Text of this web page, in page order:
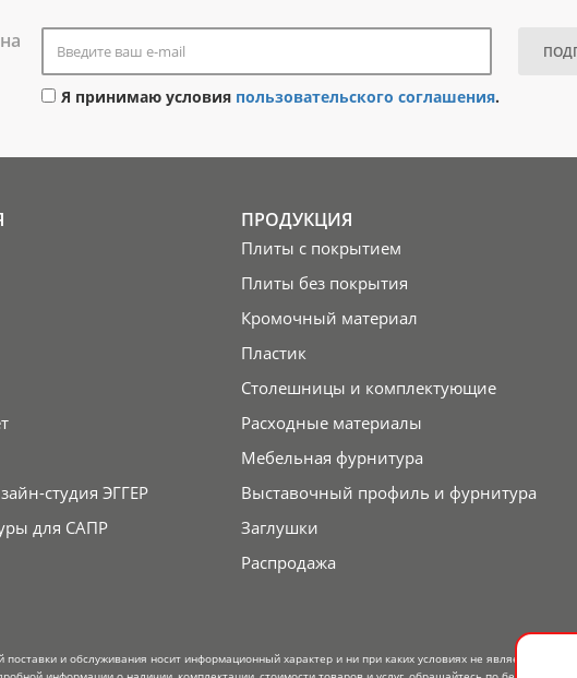
Я принимаю условия пользовательского соглашения.
студия ЭГГЕР
для САПР
ПРОДУКЦИЯ
Плиты с покрытием
Плиты без покрытия
Кромочный материал
Пластик
Столешницы и комплектующие
Расходные материалы
Мебельная фурнитура
Выставочный профиль и фурнитура
Заглушки
Распродажа
и обслуживания носит информационный характер и ни при каких условиях не является